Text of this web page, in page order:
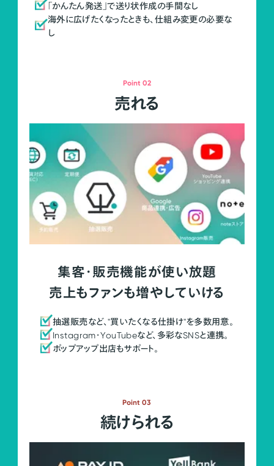
「かんたん発送」で送り状作成の手間なし
海外に広げたくなったときも、仕組み変更の必要な
し
Point 02
売れる
集客・販売機能が使い放題
売上もファンも増やしていける
抽選販売など、"買いたくなる仕掛け"を多数用意。
Instagram・YouTubeなど、多彩なSNSと連携。
ポップアップ出店もサポート。
Point 03
続けられる